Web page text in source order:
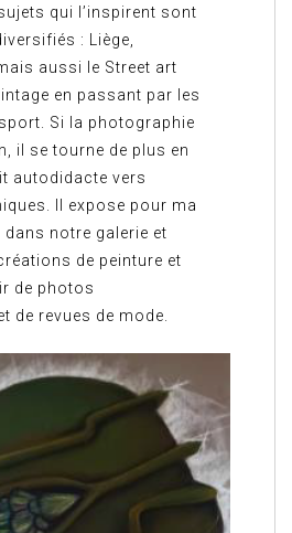
qui l’inspirent sont
: Liège,
aussi le Street art
en passant par les
Si la photographie
il se tourne de plus en
autodidacte vers
Il expose pour ma
notre galerie et
de peinture et
de photos
de revues de mode.